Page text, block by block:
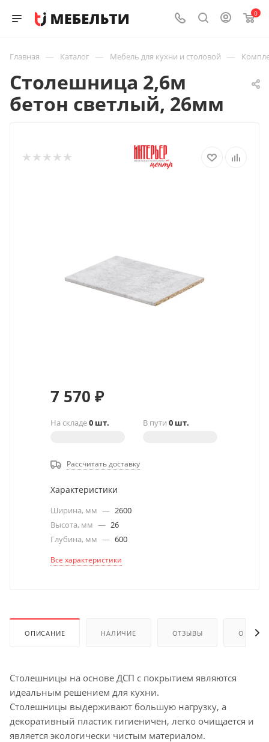
0
Главная — Каталог — Мебель для кухни и столовой —
Столешница 2,6м
бетон светлый, 26мм
7 570 ₽
На складе0 шт. В пути 0 шт.
Рассчитать доставку
Характеристики
Ширина, мм — 2600
Высота, мм — 26
Глубина, мм — 600
Все характеристики
ОПИСАНИЕ НАЛИЧИЕ ОТЗЫВЫ ОПЛАТА
Столешницы на основе ДСП с покрытием являются
идеальным решением для кухни.
Столешницы выдерживают большую нагрузку, а
декоративный пластик гигиеничен, легко очищается и
является экологически чистым материалом.